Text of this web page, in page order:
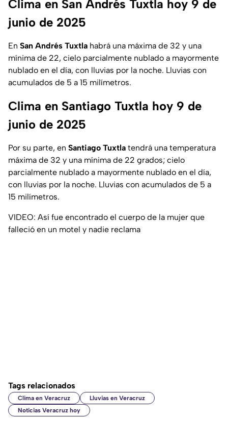
Clima en San Andrés Tuxtla hoy 9 de
junio de 2025
En San Andrés Tuxtla habrá una máxima de 32 y una
mínima de 22, cielo parcialmente nublado a mayormente
nublado en el día, con lluvias por la noche. Lluvias con
acumulados de 5 a 15 milímetros.
Clima en Santiago Tuxtla hoy 9 de
junio de 2025
Por su parte, en Santiago Tuxtla tendrá una temperatura
máxima de 32 y una mínima de 22 grados; cielo
parcialmente nublado a mayormente nublado en el día,
con lluvias por la noche. Lluvias con acumulados de 5 a
15 milímetros.
VIDEO: Así fue encontrado el cuerpo de la mujer que
falleció en un motel y nadie reclama
Tags relacionados
Clima en Veracruz
Lluvias en Veracruz
Noticias Veracruz hoy